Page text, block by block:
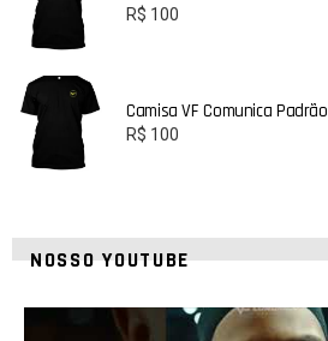
R$ 100
Camisa VF Comunica Padrão
R$ 100
NOSSO YOUTUBE